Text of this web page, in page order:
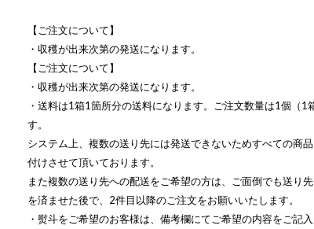
【ご注文について】
・収穫が出来次第の発送になります。
【ご注文について】
・収穫が出来次第の発送になります。
・送料は1箱1箇所分の送料になります。ご注文数量は1個（1
す。
システム上、複数の送り先には発送できないためすべての商
付けさせて頂いております。
また複数の送り先への配送をご希望の方は、ご面倒でも送り
を済ませた後で、2件目以降のご注文をお願いいたします。
・熨斗をご希望のお客様は、備考欄にてご希望の内容をご記入